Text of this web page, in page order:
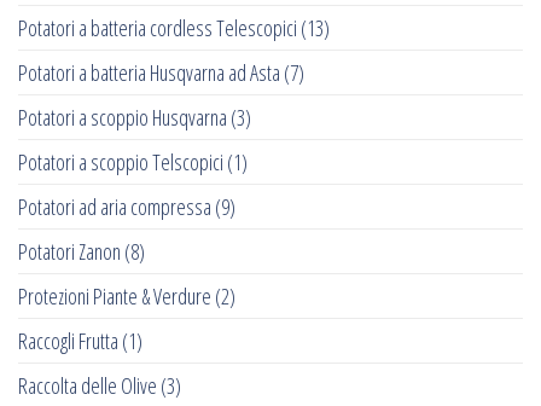
Potatori a batteria cordless Telescopici (13)
Potatori a batteria Husqvarna ad Asta (7)
Potatori a scoppio Husqvarna (3)
Potatori a scoppio Telscopici (1)
Potatori ad aria compressa (9)
Potatori Zanon (8)
Protezioni Piante & Verdure (2)
Raccogli Frutta (1)
Raccolta delle Olive (3)